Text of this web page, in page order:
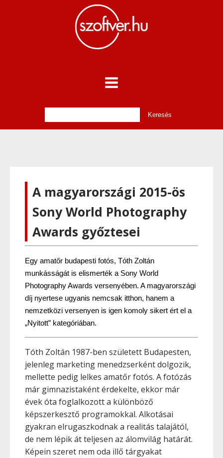
A magyarországi 2015-ös
Sony World Photography
Awards győztesei
Egy amatőr budapesti fotós, Tóth Zoltán
munkásságát is elismerték a Sony World
Photography Awards versenyében. A magyarországi
díj nyertese ugyanis nemcsak itthon, hanem a
nemzetközi versenyen is igen komoly sikert ért el a
„Nyitott” kategóriában.
Tóth Zoltán 1987-ben született Budapesten,
jelenleg marketing menedzserként dolgozik,
mellette pedig lelkes amatőr fotós. A fotózás
már gimnazistaként érdekelte, ekkor már
évek óta foglalkozott a különböző
képszerkesztő programokkal. Alkotásai
gyakran elrugaszkodnak a realitás talajától,
de nem lépik át teljesen az álomvilág határát.
Képein szeret nem oda illő tárgyakat